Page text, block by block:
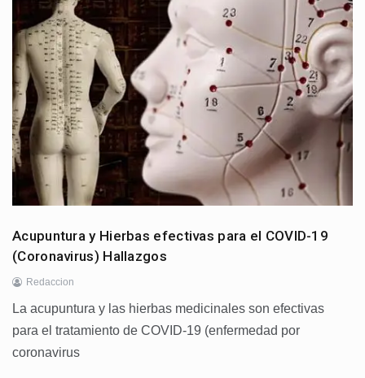
Acupuntura y Hierbas efectivas para el COVID-19
(Coronavirus) Hallazgos
Redaccion
La acupuntura y las hierbas medicinales son efectivas
para el tratamiento de COVID-19 (enfermedad por
coronavirus